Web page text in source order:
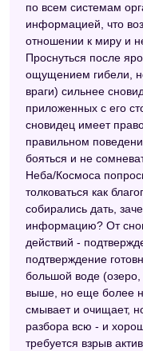
Сонник
Старинный
Большой сонник
Астрологический
Электронный
Сонник Азара
Сонник
Сонник 2012
по всем системам
информацией, что
отношении к миру и
Проснуться после
ощущением гибели,
враги) сильнее
приложенных с его
сновидец имеет
правильном
бояться и не
Неба/Космоса
толковаться как
собирались дать,
информацию? От
действий -
подтверждение
большой воде (озеро,
выше, но еще более
смывает и очищает,
разбора всю - и
требуется взрыв